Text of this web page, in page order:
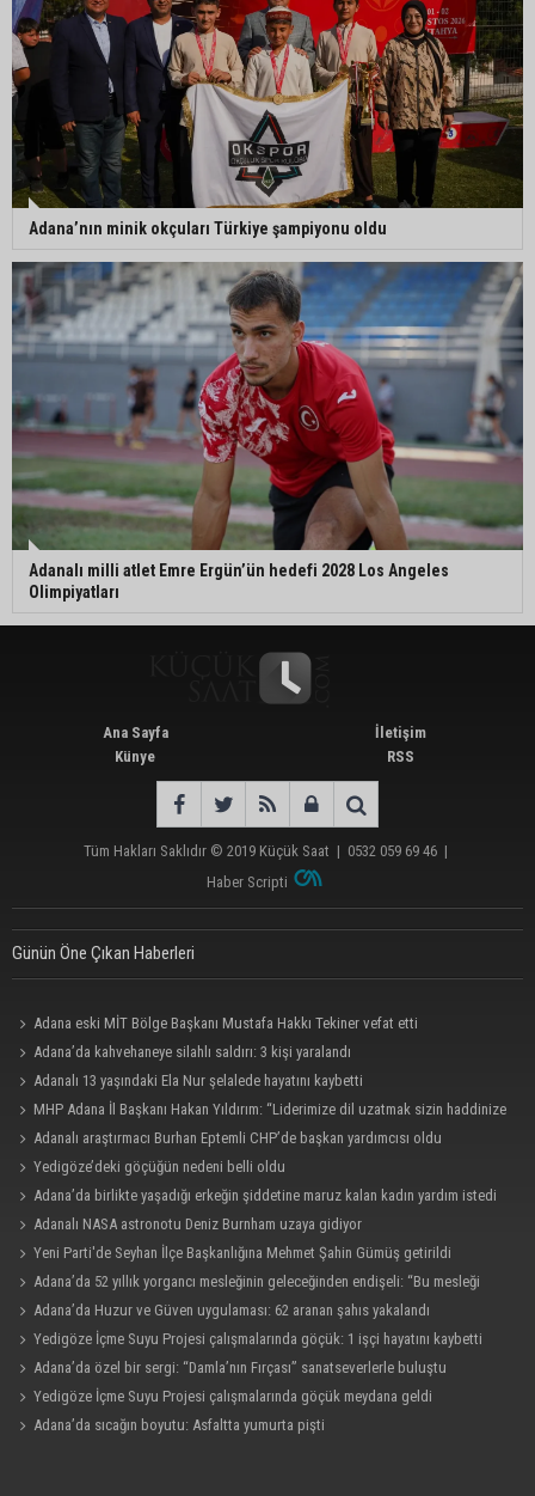
Adana’nın minik okçuları Türkiye şampiyonu oldu
Adanalı milli atlet Emre Ergün’ün hedefi 2028 Los Angeles
Olimpiyatları
Ana Sayfa
Künye
İletişim
RSS
Tüm Hakları Saklıdır © 2019 Küçük Saat | 0532 059 69 46 |
Haber Scripti
Günün Öne Çıkan Haberleri
Adana eski MİT Bölge Başkanı Mustafa Hakkı Tekiner vefat etti
Adana’da kahvehaneye silahlı saldırı: 3 kişi yaralandı
Adanalı 13 yaşındaki Ela Nur şelalede hayatını kaybetti
MHP Adana İl Başkanı Hakan Yıldırım: “Liderimize dil uzatmak sizin haddinize
değildir”
Adanalı araştırmacı Burhan Eptemli CHP’de başkan yardımcısı oldu
Yedigöze’deki göçüğün nedeni belli oldu
Adana’da birlikte yaşadığı erkeğin şiddetine maruz kalan kadın yardım istedi
Adanalı NASA astronotu Deniz Burnham uzaya gidiyor
Yeni Parti'de Seyhan İlçe Başkanlığına Mehmet Şahin Gümüş getirildi
Adana’da 52 yıllık yorgancı mesleğinin geleceğinden endişeli: “Bu mesleği
çocuğuma bile öğretemedim”
Adana’da Huzur ve Güven uygulaması: 62 aranan şahıs yakalandı
Yedigöze İçme Suyu Projesi çalışmalarında göçük: 1 işçi hayatını kaybetti
Adana’da özel bir sergi: “Damla’nın Fırçası” sanatseverlerle buluştu
Yedigöze İçme Suyu Projesi çalışmalarında göçük meydana geldi
Adana’da sıcağın boyutu: Asfaltta yumurta pişti